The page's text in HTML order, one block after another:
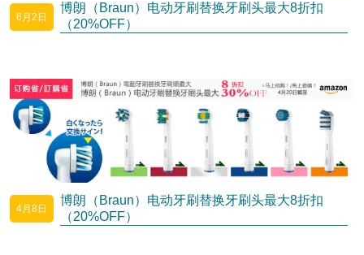
6月2日
博朗（Braun）电动牙刷替换牙刷头最大8折扣
（20%OFF）
4月8日
博朗（Braun）电动牙刷替换牙刷头最大8折扣
（20%OFF）